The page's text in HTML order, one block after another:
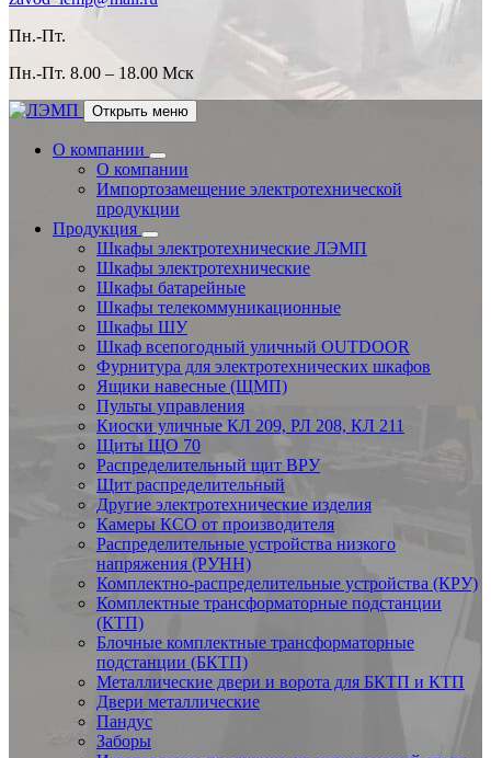
Пн.-Пт.
Пн.-Пт. 8.00 – 18.00 Мск
Открыть меню
О компании
О компании
Импортозамещение электротехнической
продукции
Продукция
Шкафы электротехнические ЛЭМП
Шкафы электротехнические
Шкафы батарейные
Шкафы телекоммуникационные
Шкафы ШУ
Шкаф всепогодный уличный OUTDOOR
Фурнитура для электротехнических шкафов
Ящики навесные (ЩМП)
Пульты управления
Киоски уличные КЛ 209, РЛ 208, КЛ 211
Щиты ЩО 70
Распределительный щит ВРУ
Щит распределительный
Другие электротехнические изделия
Камеры КСО от производителя
Распределительные устройства низкого
напряжения (РУНН)
Комплектно-распределительные устройства (КРУ)
Комплектные трансформаторные подстанции
(КТП)
Блочные комплектные трансформаторные
подстанции (БКТП)
Металлические двери и ворота для БКТП и КТП
Двери металлические
Пандус
Заборы